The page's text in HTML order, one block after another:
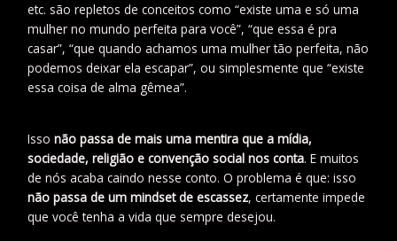
etc. são repletos de conceitos como “existe uma e só uma
mulher no mundo perfeita para você”, “que essa é pra
casar”, “que quando achamos uma mulher tão perfeita, não
podemos deixar ela escapar”, ou simplesmente que “existe
essa coisa de alma gêmea”.
Issonão passa de mais uma mentira que a mídia,
sociedade, religião e convenção social nos conta. E muitos
de nós acaba caindo nesse conto. O problema é que: isso
não passa de um mindset de escassez, certamente impede
que você tenha a vida que sempre desejou.